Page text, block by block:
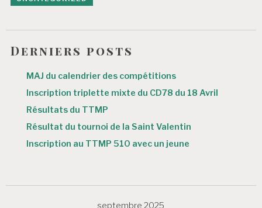
Derniers posts
MAJ du calendrier des compétitions
Inscription triplette mixte du CD78 du 18 Avril
Résultats du TTMP
Résultat du tournoi de la Saint Valentin
Inscription au TTMP 510 avec un jeune
septembre 2025